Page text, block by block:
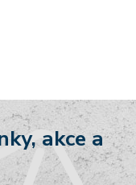
akce a